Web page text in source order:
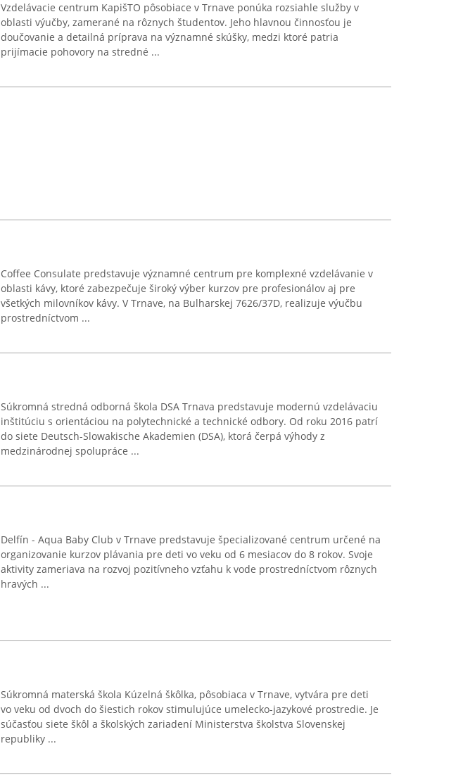
Vzdelávacie centrum KapišTO pôsobiace v Trnave ponúka rozsiahle služby v
oblasti výučby, zamerané na rôznych študentov. Jeho hlavnou činnosťou je
doučovanie a detailná príprava na významné skúšky, medzi ktoré patria
prijímacie pohovory na stredné ...
Coffee Consulate predstavuje významné centrum pre komplexné vzdelávanie v
oblasti kávy, ktoré zabezpečuje široký výber kurzov pre profesionálov aj pre
všetkých milovníkov kávy. V Trnave, na Bulharskej 7626/37D, realizuje výučbu
prostredníctvom ...
Súkromná stredná odborná škola DSA Trnava predstavuje modernú vzdelávaciu
inštitúciu s orientáciou na polytechnické a technické odbory. Od roku 2016 patrí
do siete Deutsch-Slowakische Akademien (DSA), ktorá čerpá výhody z
medzinárodnej spolupráce ...
Delfín - Aqua Baby Club v Trnave predstavuje špecializované centrum určené na
organizovanie kurzov plávania pre deti vo veku od 6 mesiacov do 8 rokov. Svoje
aktivity zameriava na rozvoj pozitívneho vzťahu k vode prostredníctvom rôznych
hravých ...
Súkromná materská škola Kúzelná škôlka, pôsobiaca v Trnave, vytvára pre deti
vo veku od dvoch do šiestich rokov stimulujúce umelecko-jazykové prostredie. Je
súčasťou siete škôl a školských zariadení Ministerstva školstva Slovenskej
republiky ...